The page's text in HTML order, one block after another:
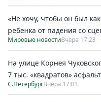
«Не хочу, чтобы он был
ребенка от падения со
Мировые новостиВчера 17:23
На улице Корнея
7 тыс. «квадратов»
С.ПетербургВчера 17:01